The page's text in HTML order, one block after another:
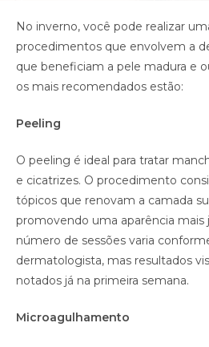
No inverno, você pode realizar
procedimentos que envolvem a
que beneficiam a pele madura e
os mais recomendados estão:
Peeling
O peeling é ideal para tratar
e cicatrizes. O procedimento
tópicos que renovam a camada
promovendo uma aparência
número de sessões varia
dermatologista, mas resultados
notados já na primeira semana.
Microagulhamento